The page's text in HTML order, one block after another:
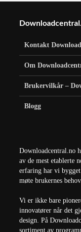
Kontakt
Om
Brukervilkår –
Blogg
Downloadcentral.no
av de mest etablerte
erfaring har vi
møte brukernes behov.
Vi er ikke bare
innovatører når det
design. På
sortiment av